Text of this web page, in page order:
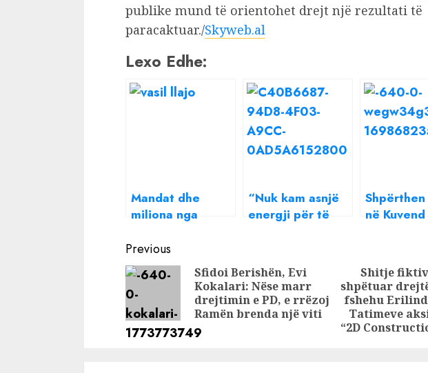
publike mund të orientohet drejt një rezultati të
paracaktuar./Skyweb.al
Lexo Edhe:
Mandat dhe
miliona nga
i biznesmenit
Vasil Llajo që
thotë se ka
ardhur për
njerëzit në
politikë
“Nuk kam asnjë
energji për të
rëndësishëm me
të gjithë
Shpërthen
në
kolegun
(VIDEO)
Continue
Reading
Previous
Previous
post:
Sfidoi Berishën, Evi
Kokalari: Nëse marr
drejtimin e PD, e rrëzoj
Ramën brenda një viti
Next
post:
Shitje
shpëtuar
fshehu
Tatimeve
“2D